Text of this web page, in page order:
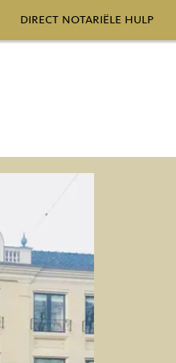
direct notariële hulp